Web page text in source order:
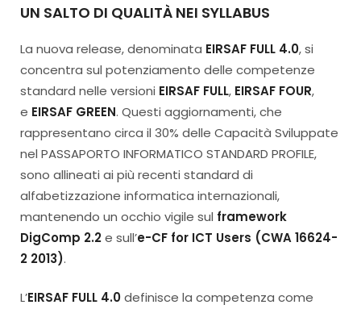
UN SALTO DI QUALITÀ NEI SYLLABUS
La nuova release, denominata EIRSAF FULL 4.0, si
concentra sul potenziamento delle competenze
standard nelle versioni EIRSAF FULL, EIRSAF FOUR,
e EIRSAF GREEN. Questi aggiornamenti, che
rappresentano circa il 30% delle Capacità Sviluppate
nel PASSAPORTO INFORMATICO STANDARD PROFILE,
sono allineati ai più recenti standard di
alfabetizzazione informatica internazionali,
mantenendo un occhio vigile sul framework
DigComp 2.2e sull’e-CF for ICT Users (CWA 16624-
2 2013).
L’EIRSAF FULL 4.0definisce la competenza come